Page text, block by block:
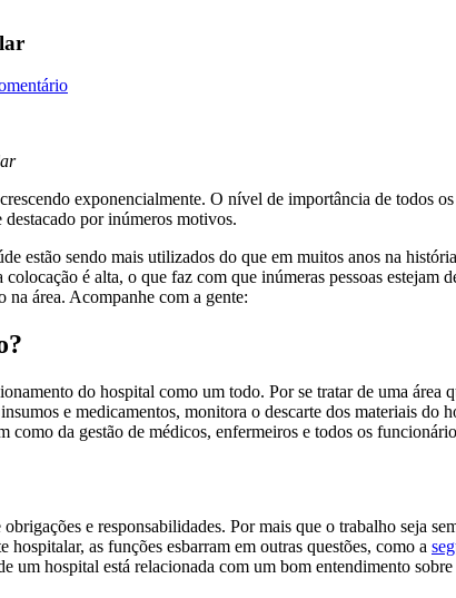
exponencialmente. O nível de importância de todos
destacado por inúmeros motivos.
estão sendo mais utilizados do que em muitos anos na
é alta, o que faz com que inúmeras pessoas estejam
área. Acompanhe com a gente:
do hospital como um todo. Por se tratar de uma área
e medicamentos, monitora o descarte dos materiais do
como da gestão de médicos, enfermeiros e todos os
e responsabilidades. Por mais que o trabalho seja
as funções esbarram em outras questões, como a
um hospital está relacionada com um bom entendimento